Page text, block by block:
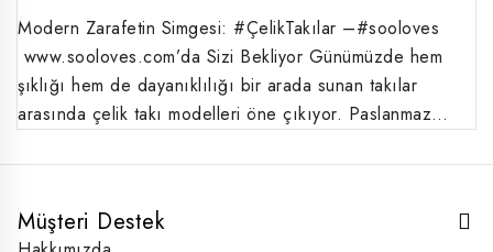
Modern Zarafetin Simgesi: #ÇelikTakılar –#sooloves
www.sooloves.com’da Sizi Bekliyor Günümüzde hem
şıklığı hem de dayanıklılığı bir arada sunan takılar
arasında çelik takı modelleri öne çıkıyor. Paslanmaz…
Müşteri Destek